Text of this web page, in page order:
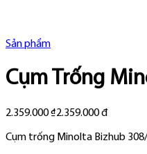
Sản phẩm
Cụm Trống
2.359.000 ₫2.359.000 đ
Cụm trống Minolta Bizhub 308/